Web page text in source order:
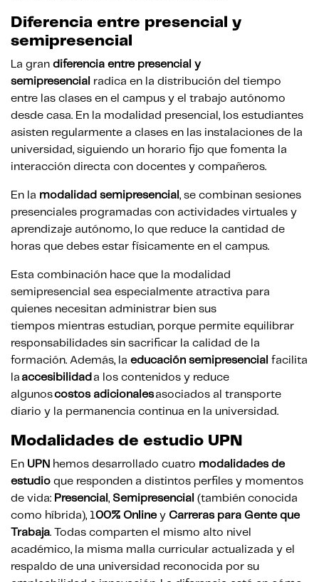
Diferencia entre presencial y
semipresencial
La gran diferencia entre presencial y
semipresencial radica en la distribución del tiempo
entre las clases en el campus y el trabajo autónomo
desde casa. En la modalidad presencial, los estudiantes
asisten regularmente a clases en las instalaciones de la
universidad, siguiendo un horario fijo que fomenta la
interacción directa con docentes y compañeros.
En la modalidad semipresencial , se combinan sesiones
presenciales programadas con actividades virtuales y
aprendizaje autónomo, lo que reduce la cantidad de
horas que debes estar físicamente en el campus.
Esta combinación hace que la modalidad
semipresencial sea especialmente atractiva para
quienes necesitan administrar bien sus
tiempos mientras estudian, porque permite equilibrar
responsabilidades sin sacrificar la calidad de la
formación. Además, la educación semipresencial facilita
la accesibilidad a los contenidos y reduce
algunoscostos adicionalesasociados al transporte
diario y la permanencia continua en la universidad.
Modalidades de estudio UPN
En UPN hemos desarrollado cuatro modalidades de
estudio que responden a distintos perfiles y momentos
de vida: Presencial , Semipresencial (también conocida
como híbrida), 100% Onliney Carreras para Gente que
Trabaja. Todas comparten el mismo alto nivel
académico, la misma malla curricular actualizada y el
respaldo de una universidad reconocida por su